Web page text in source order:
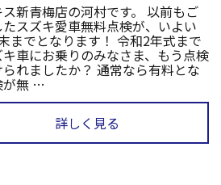
新青梅店の河村です。 以前もご
スズキ愛車無料点検が、いよい
までとなります！ 令和2年式まで
車にお乗りのみなさま、もう点検
れましたか？ 通常なら有料とな
が無 …
詳しく見る